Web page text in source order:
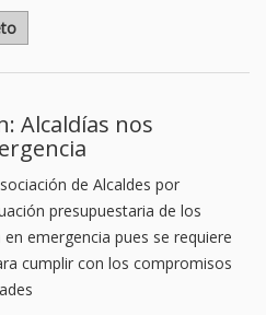
Alcaldías nos
de Alcaldes por
presupuestaria de los
emergencia pues se requiere
cumplir con los compromisos